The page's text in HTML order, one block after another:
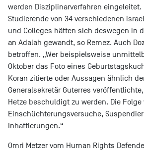
werden Disziplinarverfahren eingeleitet.
Studierende von 34 verschiedenen
und Colleges hätten sich deswegen in
an Adalah gewandt, so Remez. Auch
betroffen. „Wer beispielsweise
Oktober das Foto eines
Koran zitierte oder Aussagen ähnlich
Generalsekretär Guterres
Hetze beschuldigt zu werden. Die Folge
Einschüchterungsversuche,
Inhaftierungen.“
Omri Metzer vom Human Rights